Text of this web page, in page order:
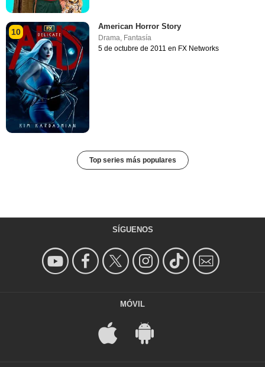
10
American Horror Story
Drama Fantasía
5 de octubre de 2011 en FX Networks
Top series más populares
SÍGUENOS
MÓVIL